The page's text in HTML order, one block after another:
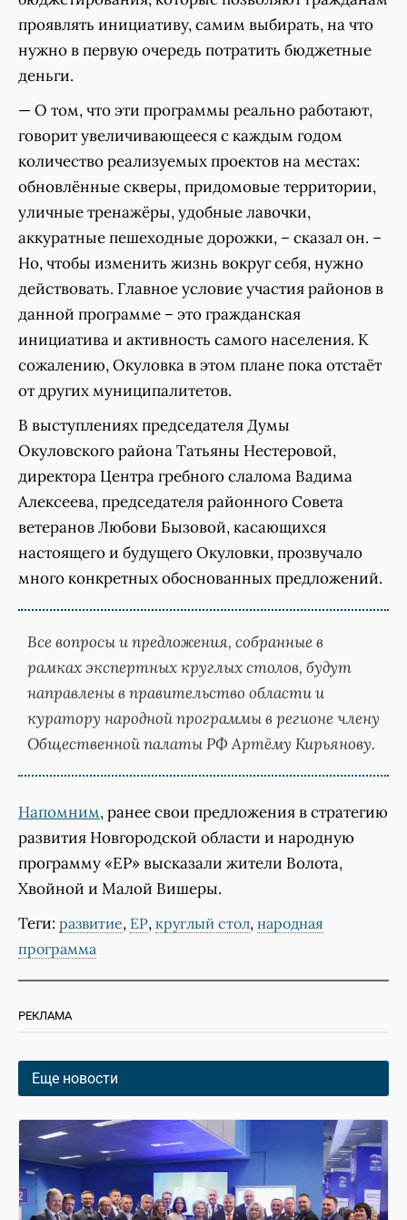
проявлять инициативу, самим выбирать, на что
нужно в первую очередь потратить бюджетные
деньги.
— О том, что эти программы реально работают,
говорит увеличивающееся с каждым годом
количество реализуемых проектов на местах:
обновлённые скверы, придомовые территории,
уличные тренажёры, удобные лавочки,
аккуратные пешеходные дорожки, – сказал он. –
Но, чтобы изменить жизнь вокруг себя, нужно
действовать. Главное условие участия районов в
данной программе – это гражданская
инициатива и активность самого населения. К
сожалению, Окуловка в этом плане пока отстаёт
от других муниципалитетов.
В выступлениях председателя Думы
Окуловского района Татьяны Нестеровой,
директора Центра гребного слалома Вадима
Алексеева, председателя районного Совета
ветеранов Любови Бызовой, касающихся
настоящего и будущего Окуловки, прозвучало
много конкретных обоснованных предложений.
Все вопросы и предложения, собранные в
рамках экспертных круглых столов, будут
направлены в правительство области и
куратору народной программы в регионе члену
Общественной палаты РФ Артёму Кирьянову.
Напомним, ранее свои предложения в стратегию
развития Новгородской области и народную
программу «ЕР» высказали жители Волота,
Хвойной и Малой Вишеры.
Теги: развитие, ЕР, круглый стол, народная
программа
РЕКЛАМА
Еще новости